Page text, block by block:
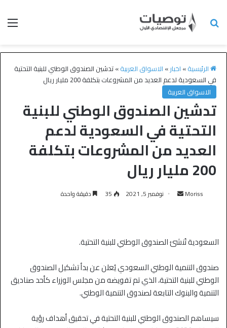
الرئيسية» اخبار» الاسواق العربية»تدشين الصندوق الوطني للبنية التحتية
في السعودية لدعم العديد من المشروعات بتكلفة 200 مليار ريال
الاسواق العربية
تدشين الصندوق الوطني للبنية
التحتية في السعودية لدعم
العديد من المشروعات بتكلفة
200 مليار ريال
Moriss نوفمبر 5, 2021 35 دقيقة واحدة
السعودية تُنشئ الصندوق الوطني للبنية التحتية.
صندوق التنمية الوطني السعودي يُعلن عن بدأ تشكيل الصندوق
الوطني للبنية التحتية، الذي تم تفويضه من مجلس الوزراء كأحد صناديق
التنمية والبنوك التابعة لصندوق التنمية الوطني.
سيساهم الصندوق الوطني للبنية التحتية في تحقيق أهداف رؤية